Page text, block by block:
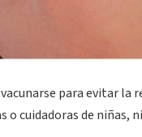
para evitar
cuidadoras de niñas,